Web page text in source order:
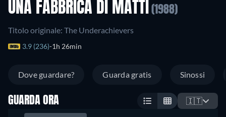
UNA FABBRICA DI MATTI (1988)
Titolo originale: The Underachievers
3.9 (236) 1h 26min
Dove guardare? Guarda gratis Sinossi
GUARDA ORA 🇮🇹